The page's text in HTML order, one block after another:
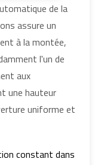
de la
assure un
à la montée,
l'un de
aux
une hauteur
uniforme et
constant dans